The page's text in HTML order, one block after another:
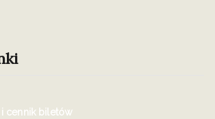
cennik biletów